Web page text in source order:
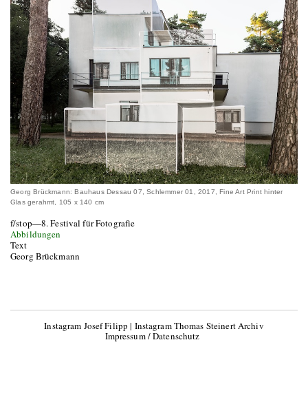
Georg Brückmann: Bauhaus Dessau 07, Schlemmer 01, 2017, Fine Art Print hinter
Glas gerahmt, 105 x 140 cm
f/stop—8. Festival für Fotografie
Abbildungen
Text
Georg Brückmann
Instagram Josef Filipp | Instagram Thomas Steinert Archiv
Impressum / Datenschutz